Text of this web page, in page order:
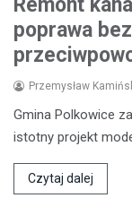
Remont
poprawa
Przemysław
Gmina Polkowice
istotny projekt
Czytaj dalej